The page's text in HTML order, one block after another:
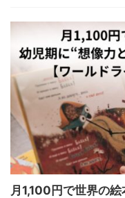
月1,100円で世界の